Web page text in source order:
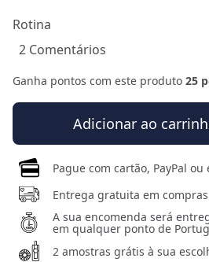
Rotina
2 Comentários
Ganha pontos com este produto 25
Adicionar ao
Pague com cartão, PayPal
Entrega gratuita em
A sua encomenda será
em qualquer ponto de
2 amostras grátis à sua